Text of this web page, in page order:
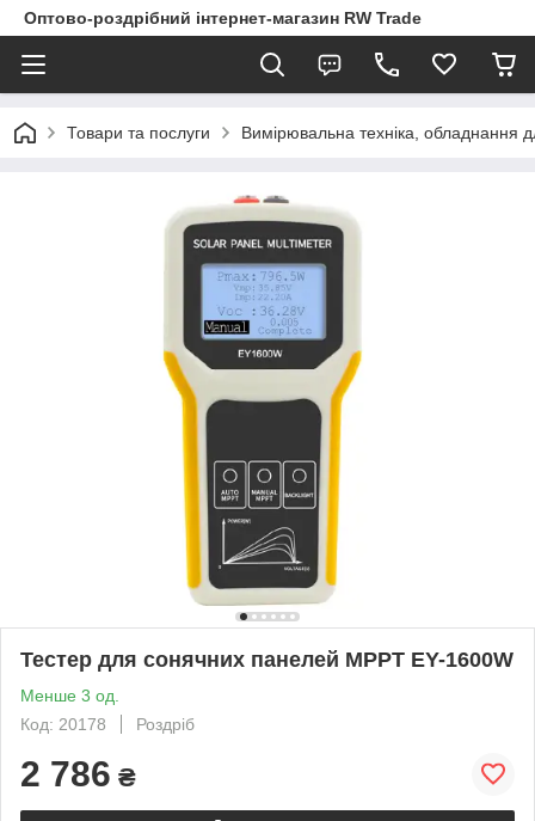
Оптово-роздрібний інтернет-магазин RW Trade
Товари та послуги Вимірювальна техніка, обладнання
Тестер для сонячних панелей MPPT EY-1600W
Менше 3 од.
Код: 20178
Роздріб
2 786 ₴